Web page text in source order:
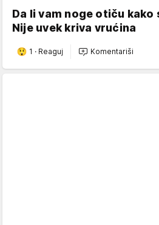
Da li vam noge otiču kako
Nije uvek kriva vrućina
1 · Reaguj Komentariši